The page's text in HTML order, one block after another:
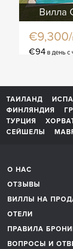
Вилла
€9,300/
€94 в день с
ТАИЛАНД
ФИНЛЯНДИЯ
ТУРЦИЯ
СЕЙШЕЛЫ
О НАС
ОТЗЫВЫ
ВИЛЛЫ НА
ОТЕЛИ
ПРАВИЛА
ВОПРОСЫ И